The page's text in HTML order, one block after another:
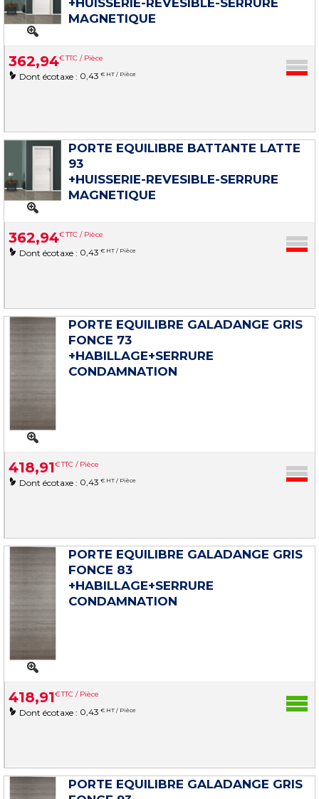
+HUISSERIE-REVESIBLE-SERRURE
MAGNETIQUE
362,94€TTC / Pièce
Dont écotaxe : 0,43 € HT / Pièce
PORTE EQUILIBRE BATTANTE LATTE
93
+HUISSERIE-REVESIBLE-SERRURE
MAGNETIQUE
362,94€TTC / Pièce
Dont écotaxe : 0,43 € HT / Pièce
PORTE EQUILIBRE GALADANGE GRIS
FONCE 73
+HABILLAGE+SERRURE
CONDAMNATION
418,91€TTC / Pièce
Dont écotaxe : 0,43 € HT / Pièce
PORTE EQUILIBRE GALADANGE GRIS
FONCE 83
+HABILLAGE+SERRURE
CONDAMNATION
418,91€TTC / Pièce
Dont écotaxe : 0,43 € HT / Pièce
PORTE EQUILIBRE GALADANGE GRIS